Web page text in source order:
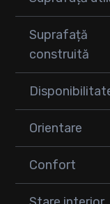
Suprafață
construită
Orientare
Confort